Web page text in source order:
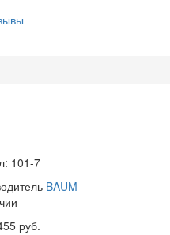
101-7
BAUM
руб.